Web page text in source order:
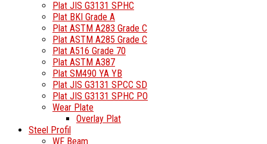
Plat JIS G3131 SPHC
Plat BKI Grade A
Plat ASTM A283 Grade C
Plat ASTM A285 Grade C
Plat A516 Grade 70
Plat ASTM A387
Plat SM490 YA YB
Plat JIS G3131 SPCC SD
Plat JIS G3131 SPHC PO
Wear Plate
Overlay Plat
Steel Profil
WF Beam